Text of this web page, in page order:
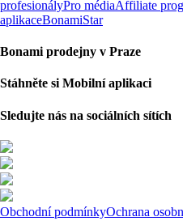
profesionályPro médiaAffiliate
aplikaceBonamiStar
Bonami prodejny v Praze
Stáhněte si Mobilní aplikaci
Sledujte nás na sociálních sítích
Obchodní podmínkyOchrana